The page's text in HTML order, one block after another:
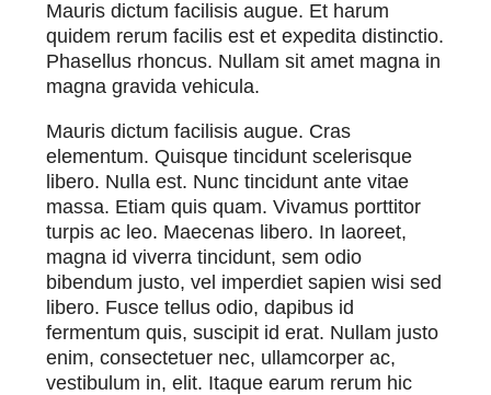
Mauris dictum facilisis augue. Et harum
quidem rerum facilis est et expedita distinctio.
Phasellus rhoncus. Nullam sit amet magna in
magna gravida vehicula.
Mauris dictum facilisis augue. Cras
elementum. Quisque tincidunt scelerisque
libero. Nulla est. Nunc tincidunt ante vitae
massa. Etiam quis quam. Vivamus porttitor
turpis ac leo. Maecenas libero. In laoreet,
magna id viverra tincidunt, sem odio
bibendum justo, vel imperdiet sapien wisi sed
libero. Fusce tellus odio, dapibus id
fermentum quis, suscipit id erat. Nullam justo
enim, consectetuer nec, ullamcorper ac,
vestibulum in, elit. Itaque earum rerum hic